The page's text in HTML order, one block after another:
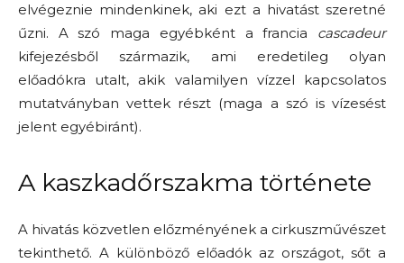
elvégeznie mindenkinek, aki ezt a hivatást szeretné
űzni. A szó maga egyébként a francia cascadeur
kifejezésből származik, ami eredetileg olyan
előadókra utalt, akik valamilyen vízzel kapcsolatos
mutatványban vettek részt (maga a szó is vízesést
jelent egyébiránt).
A kaszkadőrszakma története
A hivatás közvetlen előzményének a cirkuszművészet
tekinthető. A különböző előadók az országot, sőt a